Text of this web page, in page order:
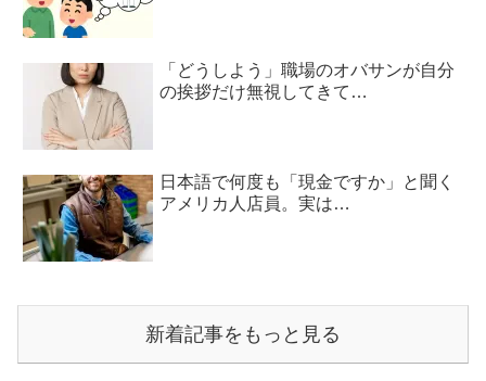
「どうしよう」職場のオバサンが自分
の挨拶だけ無視してきて…
日本語で何度も「現金ですか」と聞く
アメリカ人店員。実は…
新着記事をもっと見る